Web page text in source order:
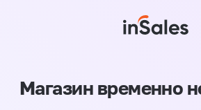
Магазин временно